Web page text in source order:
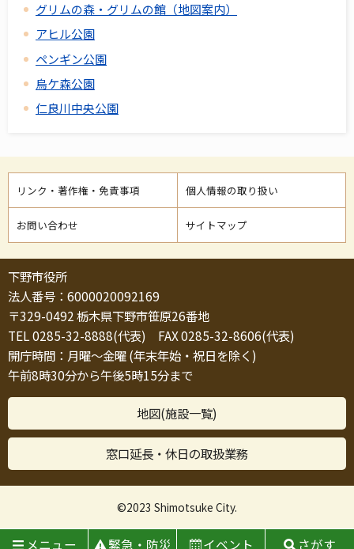
グリムの森・グリムの館（地図案内）
アヒル公園
ペンギン公園
烏ケ森公園
仁良川中央公園
リンク・著作権・免責事項 個人情報の取り扱い
お問い合わせ サイトマップ
下野市役所
法人番号：6000020092169
〒329-0492 栃木県下野市笹原26番地
TEL 0285-32-8888(代表) FAX 0285-32-8606(代表)
開庁時間：月曜～金曜 (年末年始・祝日を除く)
午前8時30分から午後5時15分まで
地図(施設一覧)
窓口延長・休日の取扱業務
©2023 Shimotsuke City.
メニュー 緊急・防災 イベント さがす